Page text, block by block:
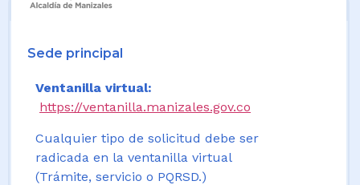
Sede principal
Ventanilla virtual:
https://ventanilla.manizales.gov.co
Cualquier tipo de solicitud debe ser
radicada en la ventanilla virtual
(Trámite, servicio o PQRSD.)